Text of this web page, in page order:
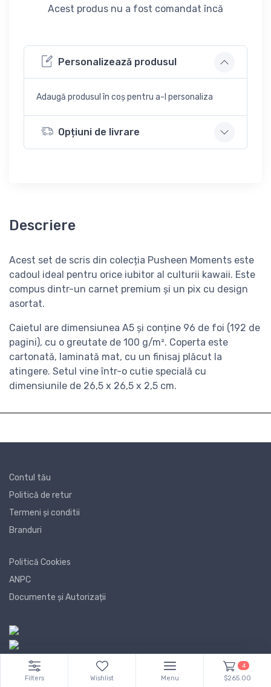
Acest produs nu a fost comandat încă
Personalizează produsul
Adaugă produsul în coș pentru a-l personaliza
Opțiuni de livrare
Descriere
Acest set de scris din colecția Pusheen Moments este
cadoul ideal pentru orice iubitor al culturii kawaii. Este
compus dintr-un carnet premium și un pix cu design
asortat.
Caietul are dimensiunea A5 și conține 96 de foi (192 de
pagini), cu o greutate de 100 g/m². Coperta este
cartonată, laminată mat, cu un finisaj plăcut la
atingere. Setul vine într-o cutie specială cu
dimensiunile de 26,5 x 26,5 x 2,5 cm.
Contul tău
Politică de retur
Termeni și conditii
Branduri
Politică Cookies
ANPC
Documente și Autorizații
Filters Wishlist Menu
4
$265.00